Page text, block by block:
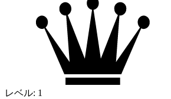
レベル: 1